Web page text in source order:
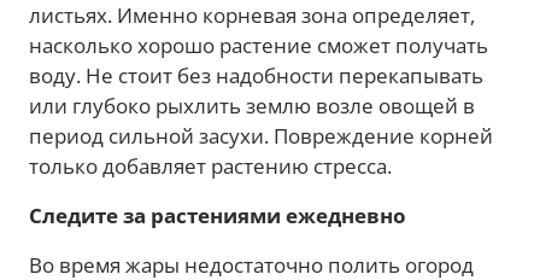
листьях. Именно корневая зона определяет,
насколько хорошо растение сможет получать
воду. Не стоит без надобности перекапывать
или глубоко рыхлить землю возле овощей в
период сильной засухи. Повреждение корней
только добавляет растению стресса.
Следите за растениями ежедневно
Во время жары недостаточно полить огород